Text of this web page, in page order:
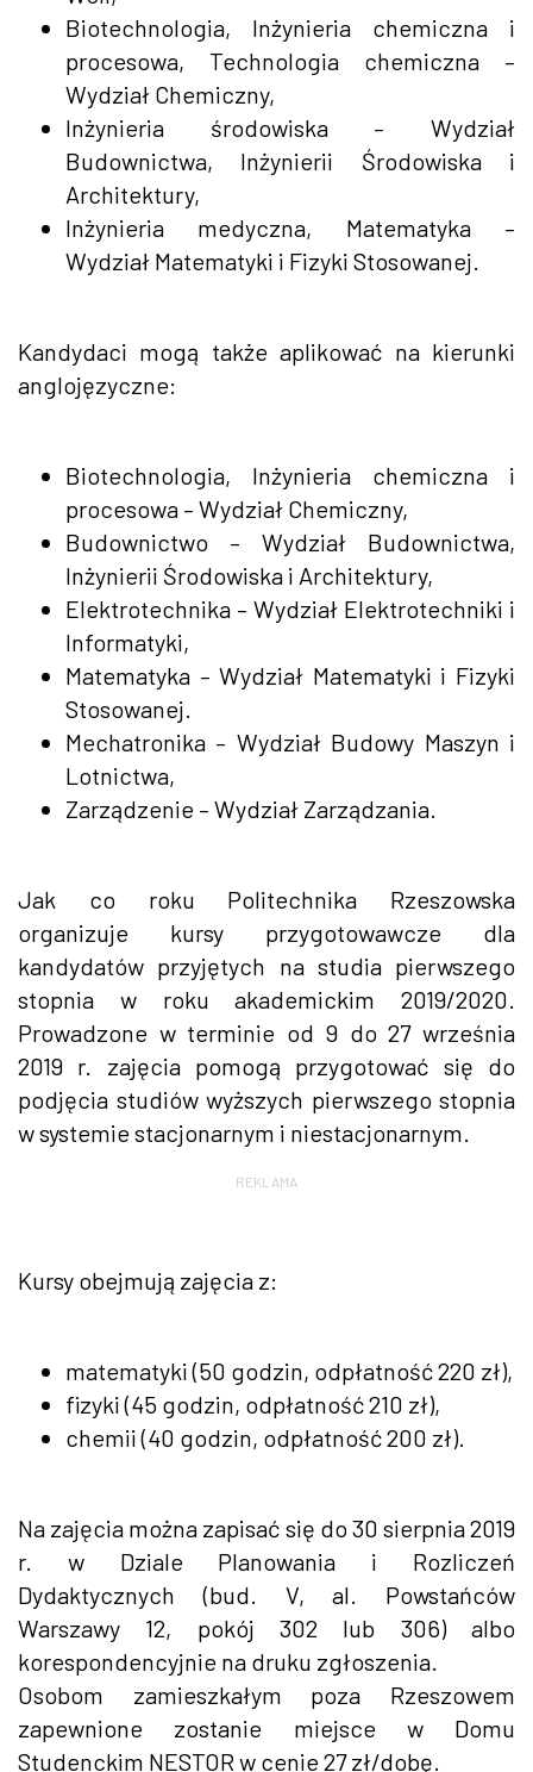
Biotechnologia, Inżynieria chemiczna i
procesowa, Technologia chemiczna –
Wydział Chemiczny,
Inżynieria środowiska – Wydział
Budownictwa, Inżynierii Środowiska i
Architektury,
Inżynieria medyczna, Matematyka –
Wydział Matematyki i Fizyki Stosowanej.
Kandydaci mogą także aplikować na kierunki
anglojęzyczne:
Biotechnologia, Inżynieria chemiczna i
procesowa – Wydział Chemiczny,
Budownictwo – Wydział Budownictwa,
Inżynierii Środowiska i Architektury,
Elektrotechnika – Wydział Elektrotechniki i
Informatyki,
Matematyka – Wydział Matematyki i Fizyki
Stosowanej.
Mechatronika – Wydział Budowy Maszyn i
Lotnictwa,
Zarządzenie – Wydział Zarządzania.
Jak co roku Politechnika Rzeszowska
organizuje kursy przygotowawcze dla
kandydatów przyjętych na studia pierwszego
stopnia w roku akademickim 2019/2020.
Prowadzone w terminie od 9 do 27 września
2019 r. zajęcia pomogą przygotować się do
podjęcia studiów wyższych pierwszego stopnia
w systemie stacjonarnym i niestacjonarnym.
REKLAMA
Kursy obejmują zajęcia z:
matematyki (50 godzin, odpłatność 220 zł),
fizyki (45 godzin, odpłatność 210 zł),
chemii (40 godzin, odpłatność 200 zł).
Na zajęcia można zapisać się do 30 sierpnia 2019
r. w Dziale Planowania i Rozliczeń
Dydaktycznych (bud. V, al. Powstańców
Warszawy 12, pokój 302 lub 306) albo
korespondencyjnie na druku zgłoszenia.
Osobom zamieszkałym poza Rzeszowem
zapewnione zostanie miejsce w Domu
Studenckim NESTOR w cenie 27 zł/dobę.